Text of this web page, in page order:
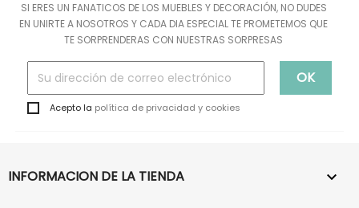
SI ERES UN FANATICOS DE LOS MUEBLES Y DECORACIÓN, NO DUDES
EN UNIRTE A NOSOTROS Y CADA DIA ESPECIAL TE PROMETEMOS QUE
TE SORPRENDERAS CON NUESTRAS SORPRESAS
Acepto la política de privacidad y cookies
INFORMACION DE LA TIENDA 